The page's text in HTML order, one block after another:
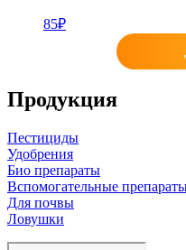
85₽
Продукция
Пестициды
Удобрения
Био препараты
Вспомогательные
Для почвы
Ловушки